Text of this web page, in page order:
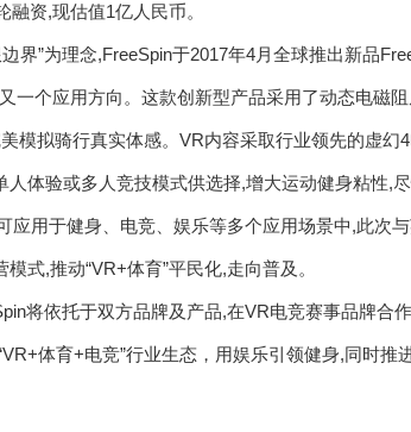
融资,现估值1亿人民币。
界”为理念,FreeSpin于2017年4月全球推出新品
一个应用方向。这款创新型产品采用了动态电磁
模拟骑行真实体感。VR内容采取行业领先的虚
体验或多人竞技模式供选择,增大运动健身粘性,尽
应用于健身、电竞、娱乐等多个应用场景中,此次
式,推动“VR+体育”平民化,走向普及。
将依托于双方品牌及产品,在VR电竞赛事品牌合
体育+电竞”行业生态，用娱乐引领健身,同时